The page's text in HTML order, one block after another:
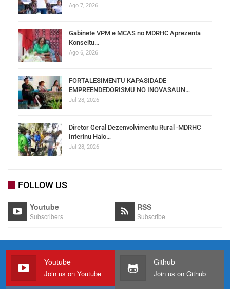
Ago 7, 2026
Gabinete VPM e MCAS no MDRHC Aprezenta
Konseitu…
Ago 6, 2026
FORTALESIMENTU KAPASIDADE
EMPREENDEDORISMU NO INOVASAUN…
Jul 28, 2026
Diretor Geral Dezenvolvimentu Rural -MDRHC
Interinu Halo…
Jul 28, 2026
FOLLOW US
Youtube
Subscribers
RSS
Subscribe
Youtube
Join us on Youtube
Github
Join us on Github